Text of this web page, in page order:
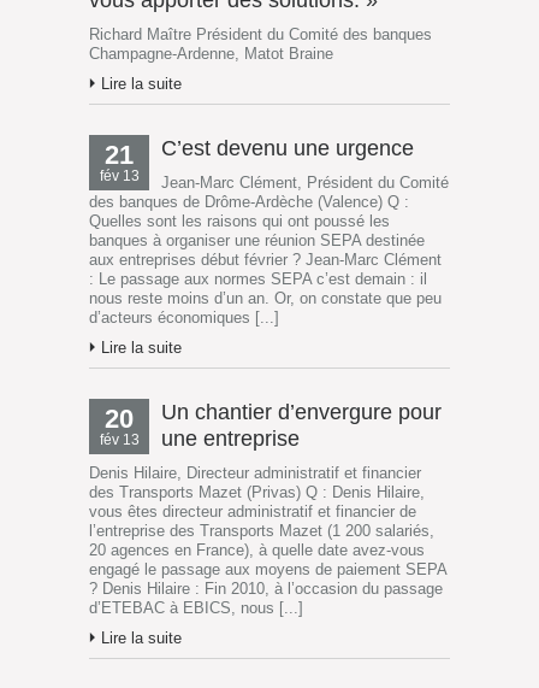
Richard Maître Président du Comité des banques
Champagne-Ardenne, Matot Braine
Lire la suite
21
fév 13
C’est devenu une urgence
Jean-Marc Clément, Président du Comité
des banques de Drôme-Ardèche (Valence) Q :
Quelles sont les raisons qui ont poussé les
banques à organiser une réunion SEPA destinée
aux entreprises début février ? Jean-Marc Clément
: Le passage aux normes SEPA c’est demain : il
nous reste moins d’un an. Or, on constate que peu
d’acteurs économiques [...]
Lire la suite
20
fév 13
Un chantier d’envergure pour
une entreprise
Denis Hilaire, Directeur administratif et financier
des Transports Mazet (Privas) Q : Denis Hilaire,
vous êtes directeur administratif et financier de
l’entreprise des Transports Mazet (1 200 salariés,
20 agences en France), à quelle date avez-vous
engagé le passage aux moyens de paiement SEPA
? Denis Hilaire : Fin 2010, à l’occasion du passage
d’ETEBAC à EBICS, nous [...]
Lire la suite